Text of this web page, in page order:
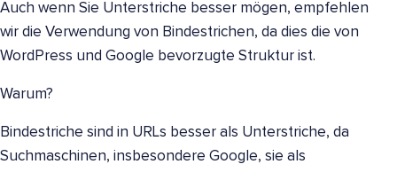
Auch wenn Sie Unterstriche besser mögen, empfehlen
wir die Verwendung von Bindestrichen, da dies die von
WordPress und Google bevorzugte Struktur ist.
Warum?
Bindestriche sind in URLs besser als Unterstriche, da
Suchmaschinen, insbesondere Google, sie als